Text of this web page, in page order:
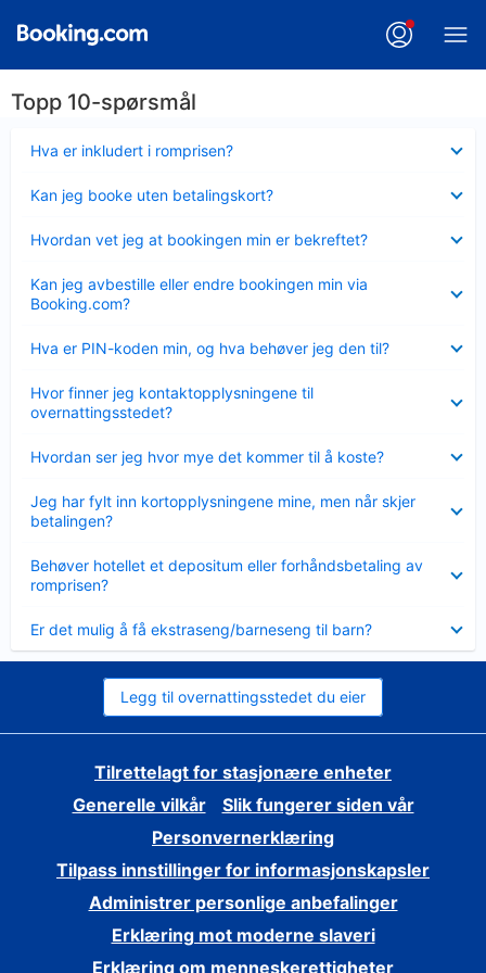
Topp 10-spørsmål
Hva er inkludert i romprisen?
mindre
Kan jeg booke uten betalingskort?
mindre
Hvordan vet jeg at bookingen min er bekreftet?
mindre
Kan jeg avbestille eller endre bookingen min via
Booking.com?
mindre
Hva er PIN-koden min, og hva behøver jeg den til?
mindre
Hvor finner jeg kontaktopplysningene til
overnattingsstedet?
mindre
Hvordan ser jeg hvor mye det kommer til å koste?
mindre
Jeg har fylt inn kortopplysningene mine, men når skjer
betalingen?
mindre
Behøver hotellet et depositum eller forhåndsbetaling av
romprisen?
mindre
Er det mulig å få ekstraseng/barneseng til barn?
mindre
Legg til overnattingsstedet du eier
Tilrettelagt for stasjonære enheter
Generelle vilkår
Slik fungerer siden vår
Personvernerklæring
Tilpass innstillinger for informasjonskapsler
Administrer personlige anbefalinger
Erklæring mot moderne slaveri
Erklæring om menneskerettigheter